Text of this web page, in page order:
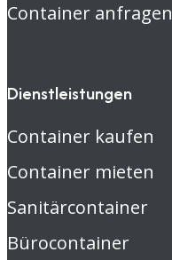
Container anfragen
Dienstleistungen
Container kaufen
Container mieten
Sanitärcontainer
Bürocontainer